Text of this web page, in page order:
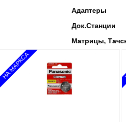
Адаптеры
Док.Станции
Матрицы,
НА МАРКСА